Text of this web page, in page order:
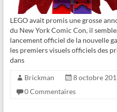
LEGO avait promis une grosse
du New York Comic Con, il
lancement officiel de la nouvelle
les premiers visuels officiels des
dans
Brickman 8 octobre
0 Commentaires